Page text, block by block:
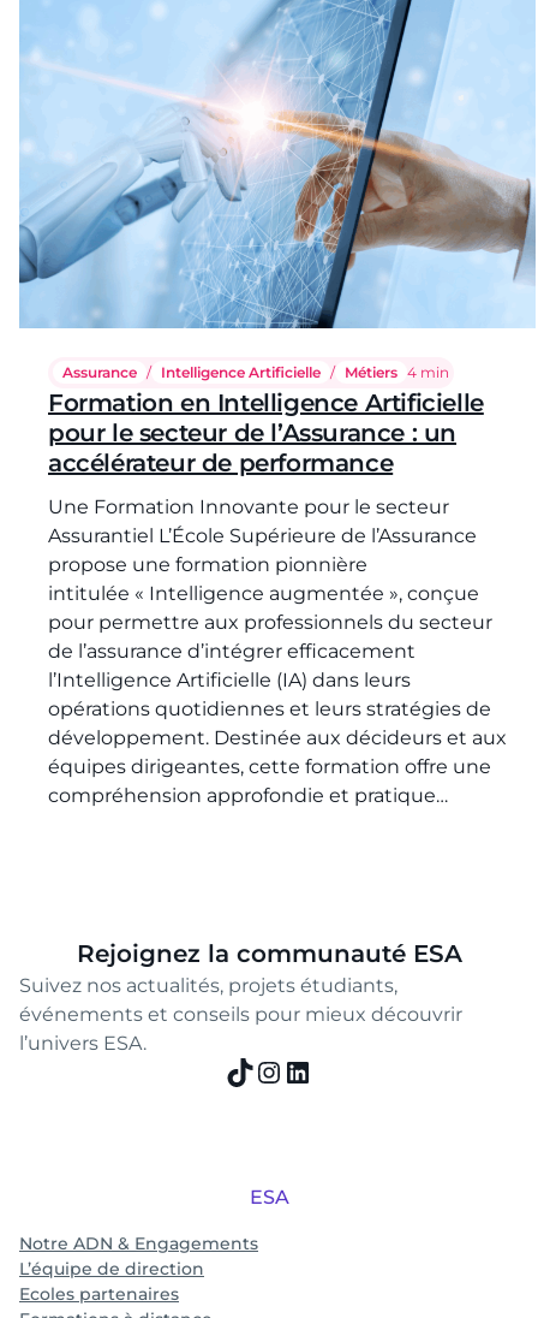
Assurance / Intelligence Artificielle / Métiers Temps de lecture :
4 min
Formation en Intelligence Artificielle
pour le secteur de l’Assurance : un
accélérateur de performance
Une Formation Innovante pour le secteur
Assurantiel L’École Supérieure de l’Assurance
propose une formation pionnière
intitulée « Intelligence augmentée », conçue
pour permettre aux professionnels du secteur
de l’assurance d’intégrer efficacement
l’Intelligence Artificielle (IA) dans leurs
opérations quotidiennes et leurs stratégies de
développement. Destinée aux décideurs et aux
équipes dirigeantes, cette formation offre une
compréhension approfondie et pratique…
Rejoignez la communauté ESA
Suivez nos actualités, projets étudiants,
événements et conseils pour mieux découvrir
l’univers ESA.
TikTok
Instagram
LinkedIn
ESA
Notre ADN & Engagements
L’équipe de direction
Ecoles partenaires